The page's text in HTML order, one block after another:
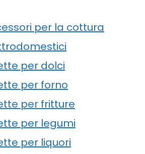
per la cottura
per dolci
per forno
per fritture
per legumi
per liquori